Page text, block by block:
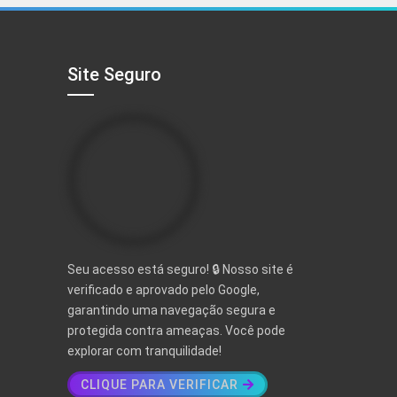
Site Seguro
Seu acesso está seguro! 🔒 Nosso site é
verificado e aprovado pelo Google,
garantindo uma navegação segura e
protegida contra ameaças. Você pode
explorar com tranquilidade!
CLIQUE PARA VERIFICAR